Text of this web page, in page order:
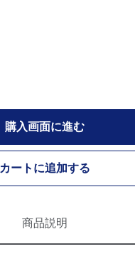
購入画面に進む
カートに追加する
商品説明